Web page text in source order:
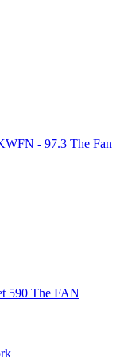
- 97.3 The Fan
590 The FAN